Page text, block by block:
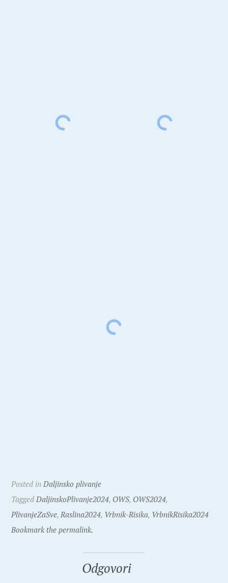
Posted in Daljinsko plivanje
Tagged DaljinskoPlivanje2024, OWS, OWS2024,
PlivanjeZaSve, Raslina2024, Vrbnik-Risika, VrbnikRisika2024
Bookmark the permalink.
Odgovori